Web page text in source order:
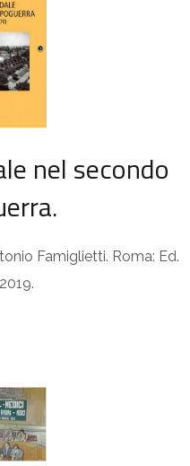
nel secondo
Famiglietti. Roma: Ed.